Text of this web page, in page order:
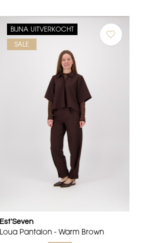
BIJNA UITVERKOCHT
SALE
Est'Seven
Loua Pantalon - Warm Brown